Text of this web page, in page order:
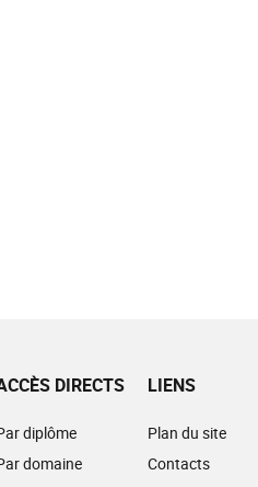
DIRECTS
diplôme
domaine
LIENS
Plan du site
Contacts